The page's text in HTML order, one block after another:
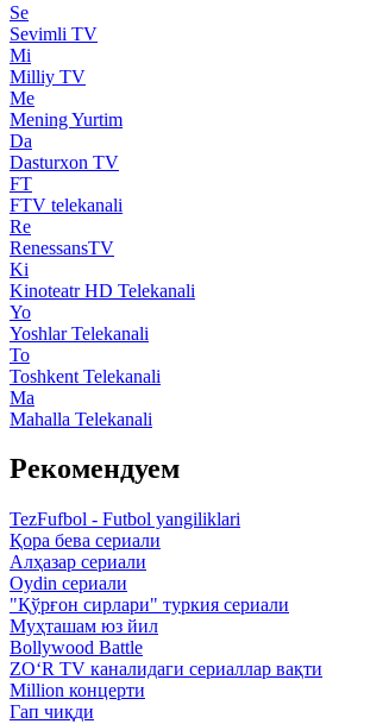
Se
Sevimli TV
Mi
Milliy TV
Me
Mening Yurtim
Da
Dasturxon TV
FT
FTV telekanali
Re
RenessansTV
Ki
Kinoteatr HD Telekanali
Yo
Yoshlar Telekanali
To
Toshkent Telekanali
Ma
Mahalla Telekanali
Рекомендуем
TezFufbol - Futbol yangiliklari
Қора бева сериали
Алҳазар сериали
Oydin сериали
"Қўрғон сирлари" туркия сериали
Муҳташам юз йил
Bollywood Battle
ZO‘R TV каналидаги сериаллар вақти
Million концерти
Гап чиқди